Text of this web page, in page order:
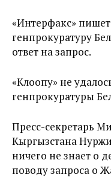
«Интерфакс»
генпрокуратуру
ответ на запрос.
«Клоопу» не
генпрокуратуры
Пресс-секретарь
Кыргызстана
ничего не знает о
поводу запроса о